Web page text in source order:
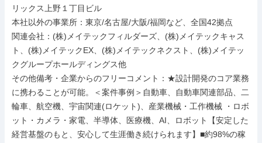
リックス上野１丁目ビル
本社以外の事業所：東京/名古屋/大阪/福岡など、全国42拠点
関連会社：(株)メイテックフィルダーズ、(株)メイテックキャス
ト、(株)メイテックEX、(株)メイテックネクスト、(株)メイテッ
クグループホールディングス他
その他備考・企業からのフリーコメント：★設計開発のコア業務
に携わることが可能。＜案件事例＞自動車、自動車関連部品、二
輪車、航空機、宇宙関連(ロケット)、産業機械・工作機械 ・ロボ
ット・カメラ・家電、半導体、医療機、AI、ロボット【安定した
経営基盤のもと、安心して生涯働き続けられます】■約98%の稼